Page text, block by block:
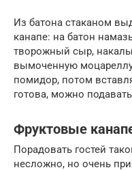
Из батона стаканом
канапе: на батон
творожный сыр,
вымоченную
помидор, потом
готова, можно
Фруктовые
Порадовать гостей
несложно, но очень